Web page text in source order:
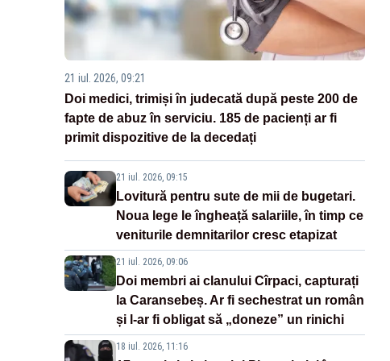
21 iul. 2026, 09:21
Doi medici, trimiși în judecată după peste 200 de
fapte de abuz în serviciu. 185 de pacienți ar fi
primit dispozitive de la decedați
21 iul. 2026, 09:15
Lovitură pentru sute de mii de bugetari.
Noua lege le îngheață salariile, în timp ce
veniturile demnitarilor cresc etapizat
21 iul. 2026, 09:06
Doi membri ai clanului Cîrpaci, capturați
la Caransebeș. Ar fi sechestrat un român
și l-ar fi obligat să „doneze” un rinichi
18 iul. 2026, 11:16